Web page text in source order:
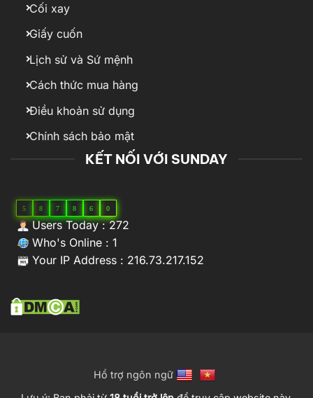
Cối xay
Giấy cuốn
Lịch sử và Sứ mệnh
Cách thức mua hàng
Điều khoản sử dụng
Chính sách bảo mật
KẾT NỐI VỚI SUNDAY
5 8 7 8 6 0
Users Today : 272
Who's Online : 1
Your IP Address : 216.73.217.152
Hổ trợ ngôn ngữ